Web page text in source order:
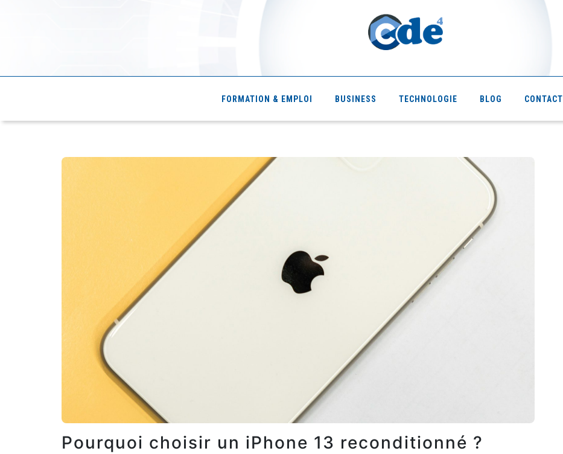
FORMATION & EMPLOI BUSINESS TECHNOLOGIE BLOG CONTACT
Pourquoi choisir un iPhone 13 reconditionné ?